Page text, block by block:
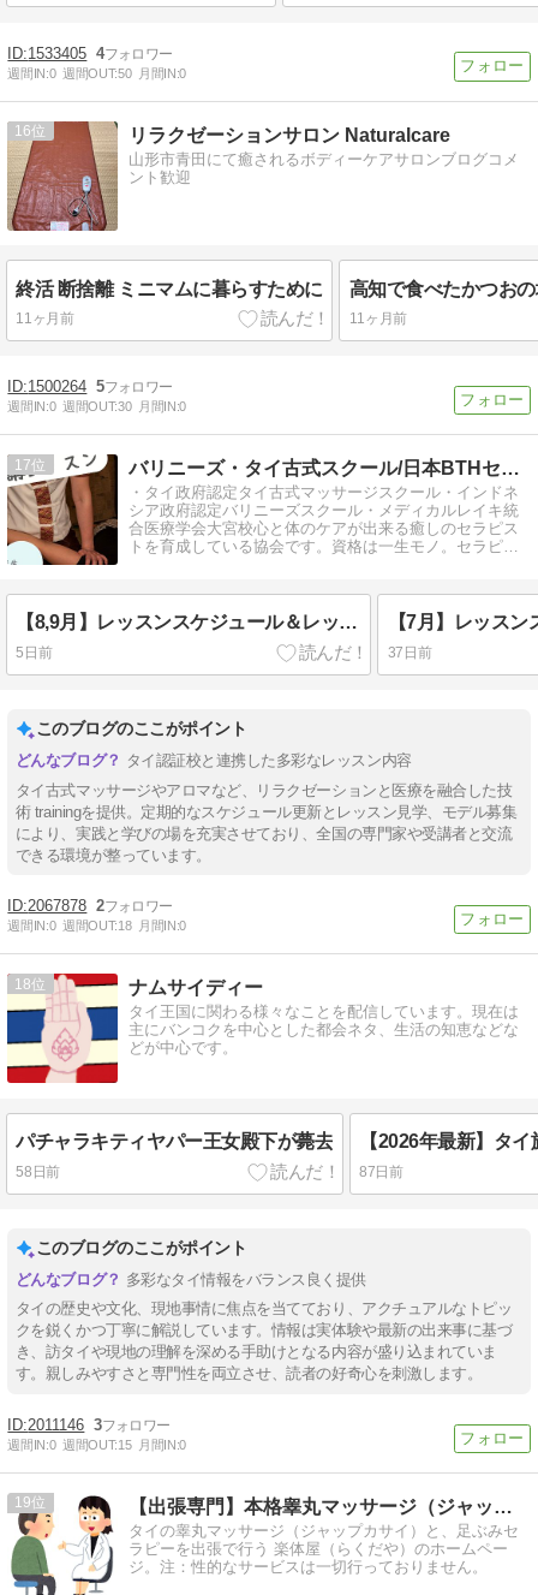
1533405 4
週間IN:0 週間OUT:50 月間IN:0
16 リラクゼーションサロン Naturalcare
山形市青田にて癒されるボディーケアサロンブログコメ
ント歓迎
終活 断捨離 ミニマムに暮らすために
11ヶ月前
高知で食べたかつお
11ヶ月前
1500264 5
週間IN:0 週間OUT:30 月間IN:0
17 バリニーズ・タイ古式スクール/日本BTHセラピスト協会
・タイ政府認定タイ古式マッサージスクール・インドネ
シア政府認定バリニーズスクール・メディカルレイキ統
合医療学会大宮校心と体のケアが出来る癒しのセラピス
トを育成している協会です。資格は一生モノ。セラピス
【8,9月】レッスンスケジュール＆レッスンモデル募集
5日前 37日前
このブログのここがポイント
タイ認証校と連携した多彩なレッスン内容
タイ古式マッサージやアロマなど、リラクゼーションと医療を融合した技
術 trainingを提供。定期的なスケジュール更新とレッスン見学、モデル募集
により、実践と学びの場を充実させており、全国の専門家や受講者と交流
できる環境が整っています。
2067878 2
週間IN:0 週間OUT:18 月間IN:0
18 ナムサイディー
タイ王国に関わる様々なことを配信しています。現在は
主にバンコクを中心とした都会ネタ、生活の知恵などな
どが中心です。
パチャラキティヤパー王女殿下が薨去
58日前 87日前
このブログのここがポイント
多彩なタイ情報をバランス良く提供
タイの歴史や文化、現地事情に焦点を当てており、アクチュアルなトピッ
クを鋭くかつ丁寧に解説しています。情報は実体験や最新の出来事に基づ
き、訪タイや現地の理解を深める手助けとなる内容が盛り込まれていま
す。親しみやすさと専門性を両立させ、読者の好奇心を刺激します。
2011146 3
週間IN:0 週間OUT:15 月間IN:0
19 【出張専門】本格睾丸マッサージ（ジャップカサイ）
タイの睾丸マッサージ（ジャップカサイ）と、足ぶみセ
ラピーを出張で行う 楽体屋（らくだや）のホームペー
ジ。注：性的なサービスは一切行っておりません。